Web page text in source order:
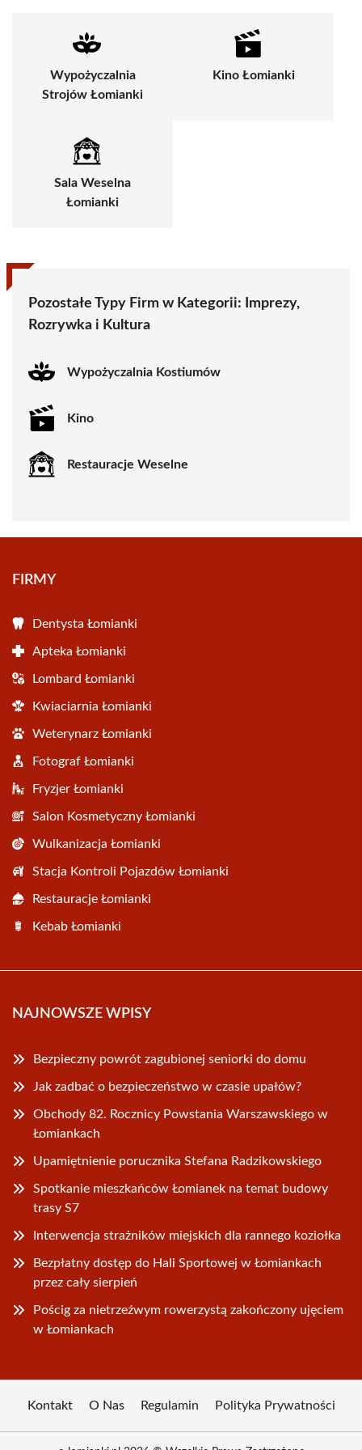
Wypożyczalnia
Strojów Łomianki
Kino Łomianki
Sala Weselna
Łomianki
Pozostałe Typy Firm w Kategorii:
Imprezy,
Rozrywka i Kultura
Wypożyczalnia Kostiumów
Kino
Restauracje Weselne
FIRMY
Dentysta Łomianki
Apteka Łomianki
Lombard Łomianki
Kwiaciarnia Łomianki
Weterynarz Łomianki
Fotograf Łomianki
Fryzjer Łomianki
Salon Kosmetyczny Łomianki
Wulkanizacja Łomianki
Stacja Kontroli Pojazdów Łomianki
Restauracje Łomianki
Kebab Łomianki
NAJNOWSZE WPISY
Bezpieczny powrót zagubionej seniorki do domu
Jak zadbać o bezpieczeństwo w czasie upałów?
Obchody 82. Rocznicy Powstania Warszawskiego w
Łomiankach
Upamiętnienie porucznika Stefana Radzikowskiego
Spotkanie mieszkańców Łomianek na temat budowy
trasy S7
Interwencja strażników miejskich dla rannego koziołka
Bezpłatny dostęp do Hali Sportowej w Łomiankach
przez cały sierpień
Pościg za nietrzeźwym rowerzystą zakończony ujęciem
w Łomiankach
Kontakt O Nas Regulamin Polityka Prywatności